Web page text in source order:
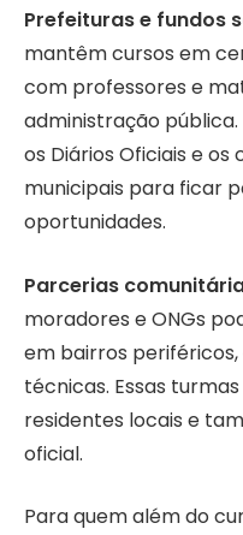
Prefeituras e fundos
mantêm cursos em
com professores e
administração
os Diários Oficiais e
municipais para ficar
oportunidades.
Parcerias
moradores e ONGs
em bairros
técnicas. Essas
residentes locais e
oficial.
Para quem além do